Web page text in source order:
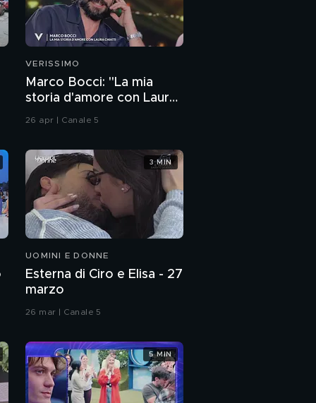
VERISSIMO
Marco Bocci: "La mia
storia d'amore con Laura
Chiatti"
26 apr | Canale 5
UOMINI E DONNE
Esterna di Ciro e Elisa - 27
marzo
26 mar | Canale 5
3 MIN
5 MIN